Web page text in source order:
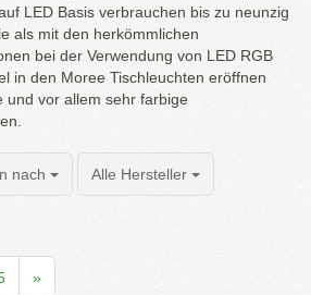
LED Basis verbrauchen bis zu neunzig
als mit den herkömmlichen
bei der Verwendung von LED RGB
in den Moree Tischleuchten eröffnen
und vor allem sehr farbige
nach
nach Alle Hersteller
pro Seite
»